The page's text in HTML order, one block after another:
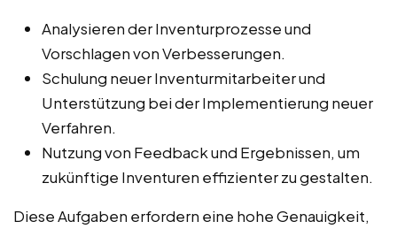
Analysieren der Inventurprozesse und
Vorschlagen von Verbesserungen.
Schulung neuer Inventurmitarbeiter und
Unterstützung bei der Implementierung neuer
Verfahren.
Nutzung von Feedback und Ergebnissen, um
zukünftige Inventuren effizienter zu gestalten.
Diese Aufgaben erfordern eine hohe Genauigkeit,